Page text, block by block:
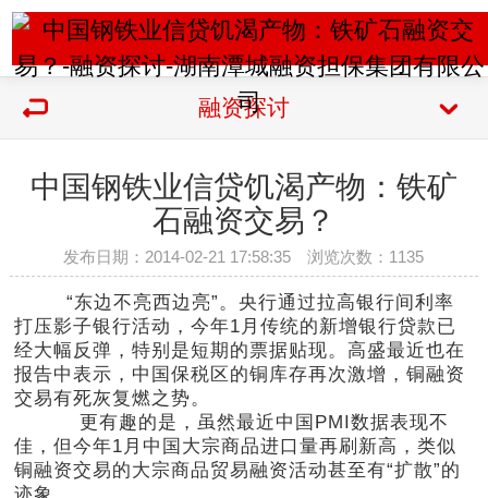
融资探讨
中国钢铁业信贷饥渴产物：铁矿
石融资交易？
发布日期：2014-02-21 17:58:35 浏览次数： 1135
“东边不亮西边亮”。央行通过拉高银行间利率
打压影子银行活动，今年1月传统的新增银行贷款已
经大幅反弹，特别是短期的票据贴现。高盛最近也在
报告中表示，中国保税区的铜库存再次激增，铜融资
交易有死灰复燃之势。
更有趣的是，虽然最近中国PMI数据表现不
佳，但今年1月中国大宗商品进口量再刷新高，类似
铜融资交易的大宗商品贸易融资活动甚至有“扩散”的